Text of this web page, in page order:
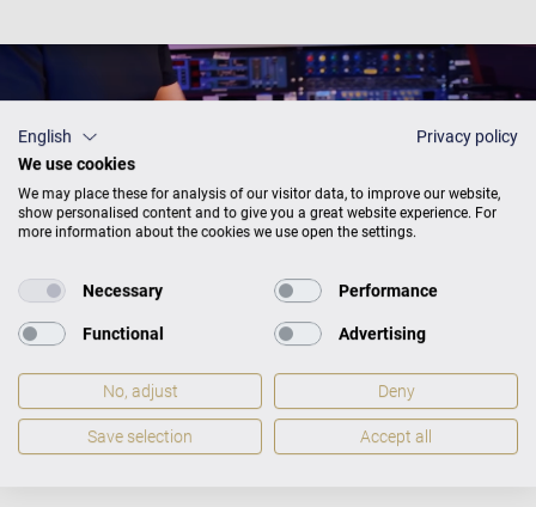
English
Privacy policy
We use cookies
We may place these for analysis of our visitor data, to improve our website,
show personalised content and to give you a great website experience. For
more information about the cookies we use open the settings.
Necessary Performance
Functional Advertising
No, adjust Deny
Save selection Accept all